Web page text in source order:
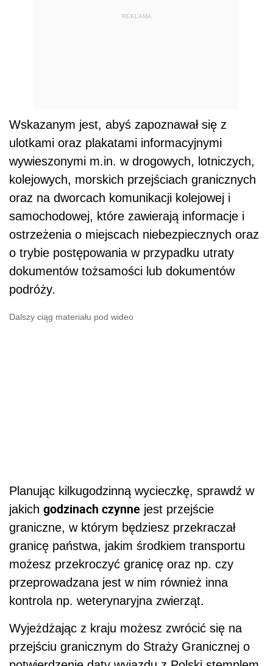
REKLAMA
Wskazanym jest, abyś zapoznawał się z
ulotkami oraz plakatami informacyjnymi
wywieszonymi m.in. w drogowych, lotniczych,
kolejowych, morskich przejściach granicznych
oraz na dworcach komunikacji kolejowej i
samochodowej, które zawierają informacje i
ostrzeżenia o miejscach niebezpiecznych oraz
o trybie postępowania w przypadku utraty
dokumentów tożsamości lub dokumentów
podróży.
Dalszy ciąg materiału pod wideo
Planując kilkugodzinną wycieczkę, sprawdź w
jakich godzinach czynne jest przejście
graniczne, w którym będziesz przekraczał
granicę państwa, jakim środkiem transportu
możesz przekroczyć granicę oraz np. czy
przeprowadzana jest w nim również inna
kontrola np. weterynaryjna zwierząt.
Wyjeżdżając z kraju możesz zwrócić się na
przejściu granicznym do Straży Granicznej o